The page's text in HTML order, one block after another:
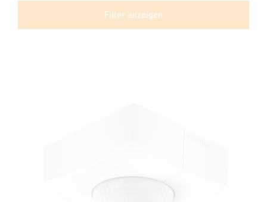
Filter anzeigen